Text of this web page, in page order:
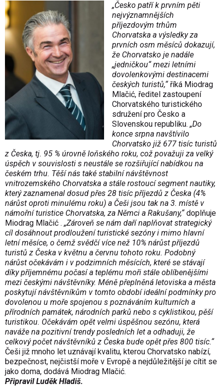
„Česko patří k prvním pěti
nejvýznamnějších
příjezdovým trhům
Chorvatska a výsledky za
prvních osm měsíců dokazují,
že Chorvatsko je nadále
„jedničkou“ mezi letními
dovolenkovými destinacemi
českých turistů,“ říká Miodrag
Mlačić, ředitel zastoupení
Chorvatského turistického
sdružení pro Česko a
Slovenskou republiku. „Do
konce srpna navštívilo
Chorvatsko již 677 tisíc turistů
z Česka, tj. 95 % úrovně loňského roku, což považuji za velký
úspěch v souvislosti s neustále se rozšiřující nabídkou na
českém trhu. Těší nás také stabilní návštěvnost
vnitrozemského Chorvatska a stále rostoucí segment nautiky,
který zaznamenal dosud přes 28 tisíc příjezdů z Česka (4%
nárůst oproti minulému roku) a Češi jsou tak na 3. místě v
námořní turistice Chorvatska, za Němci a Rakušany,“ doplňuje
Miodrag Mlačić . „Zároveň se nám daří naplňovat strategický
cíl dosáhnout prodloužení turistické sezóny i mimo hlavní
letní měsíce, o čemž svědčí více než 10% nárůst příjezdů
turistů z Česka v květnu a červnu tohoto roku. Podobný
nárůst očekávám i v podzimních měsících, které se stávají
díky příjemnému počasí a teplému moři stále oblíbenějšími
mezi českými návštěvníky. Méně přeplněná letoviska a města
poskytují návštěvníkům v tomto období ideální podmínky pro
dovolenou u moře spojenou s poznáváním kulturních a
přírodních památek, národních parků nebo s cyklistikou, pěší
turistikou. Očekávám opět velmi úspěšnou sezónu, která
naváže na pozitivní trendy posledních let a odhaduji, že
celkový počet návštěvníků z Česka bude opět přes 800 tisíc.“
Češi již mnoho let uznávají kvalitu, kterou Chorvatsko nabízí,
bezpečnost, nejčistší moře v Evropě a nejdůležitější je cítit se
jako doma, dodává Miodrag Mlačić.
Připravil Luděk Hladiš.